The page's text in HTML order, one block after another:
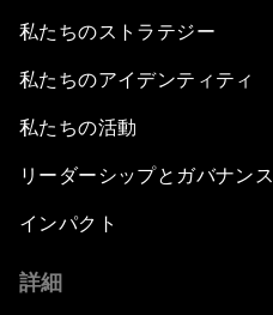
私たちのストラテジー
私たちのアイデンティティ
私たちの活動
リーダーシップとガバナンス
インパクト
詳細